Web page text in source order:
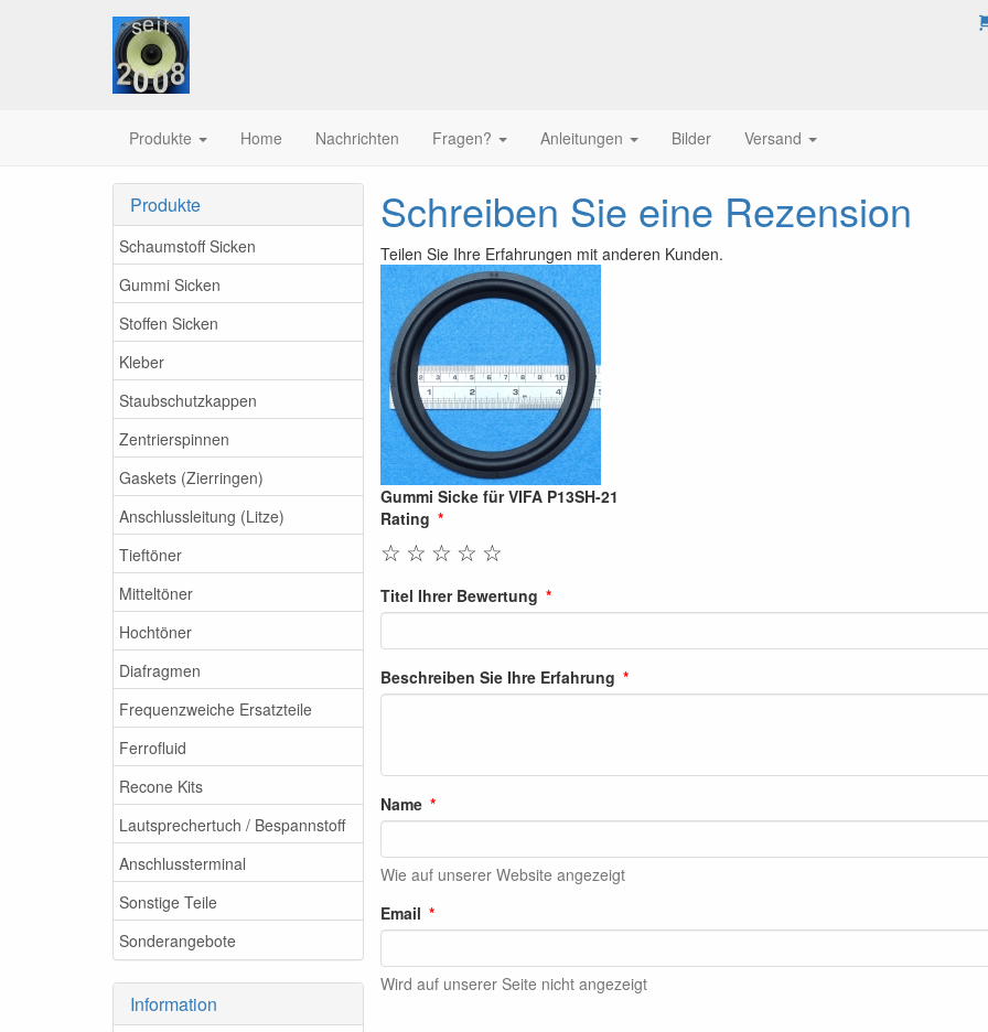
Produkte Home Nachrichten Fragen? Anleitungen Bilder Versand
Produkte
Schaumstoff Sicken
Gummi Sicken
Stoffen Sicken
Kleber
Staubschutzkappen
Zentrierspinnen
Gaskets (Zierringen)
Anschlussleitung (Litze)
Tieftöner
Mitteltöner
Hochtöner
Diafragmen
Frequenzweiche Ersatzteile
Ferrofluid
Recone Kits
Lautsprechertuch / Bespannstoff
Anschlussterminal
Sonstige Teile
Sonderangebote
Information
Schreiben Sie eine Rezension
Teilen Sie Ihre Erfahrungen mit anderen Kunden.
Gummi Sicke für VIFA P13SH-21
Rating
☆
☆
☆
☆
☆
Titel Ihrer Bewertung
Beschreiben Sie Ihre Erfahrung
Name
Wie auf unserer Website angezeigt
Email
Wird auf unserer Seite nicht angezeigt